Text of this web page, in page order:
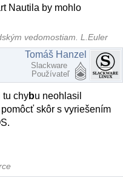
Nautila by mohlo
vedomostiam. L.Euler
Tomáš Hanzel
Slackware
Používateľ
tu chybu neohlasil
skôr s vyriešením